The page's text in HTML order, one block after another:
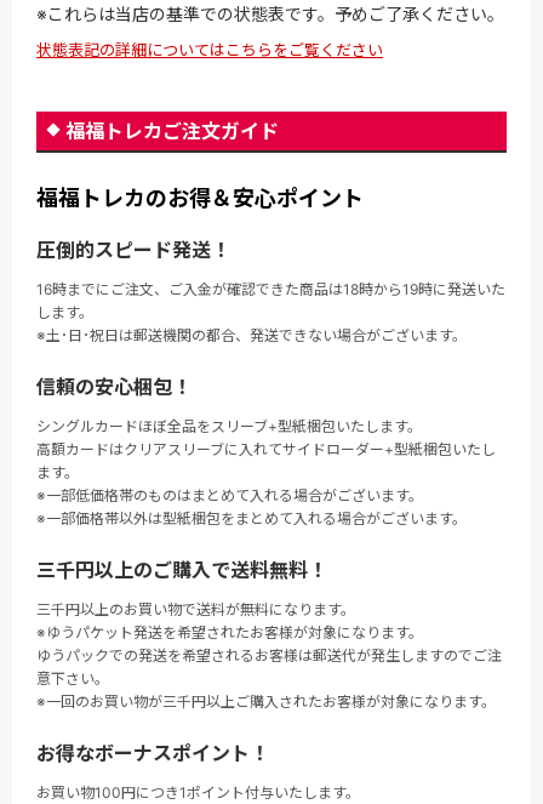
※これらは当店の基準での状態表です。予めご了承ください。
状態表記の詳細についてはこちらをご覧ください
福福トレカご注文ガイド
福福トレカのお得＆安心ポイント
圧倒的スピード発送！
16時までにご注文、ご入金が確認できた商品は18時から19時に発送いた
します。
※土･日･祝日は郵送機関の都合、発送できない場合がございます。
信頼の安心梱包！
シングルカードほぼ全品をスリーブ+型紙梱包いたします。
高額カードはクリアスリーブに入れてサイドローダー+型紙梱包いたし
ます。
※一部低価格帯のものはまとめて入れる場合がございます。
※一部価格帯以外は型紙梱包をまとめて入れる場合がございます。
三千円以上のご購入で送料無料！
三千円以上のお買い物で送料が無料になります。
※ゆうパケット発送を希望されたお客様が対象になります。
ゆうパックでの発送を希望されるお客様は郵送代が発生しますのでご注
意下さい。
※一回のお買い物が三千円以上ご購入されたお客様が対象になります。
お得なボーナスポイント！
お買い物100円につき1ポイント付与いたします。